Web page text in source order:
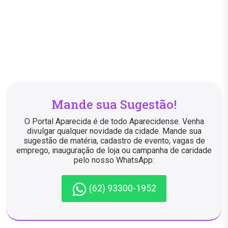
Mande sua Sugestão!
O Portal Aparecida é de todo Aparecidense. Venha
divulgar qualquer novidade da cidade. Mande sua
sugestão de matéria, cadastro de evento, vagas de
emprego, inauguração de loja ou campanha de caridade
pelo nosso WhatsApp:
(62) 93300-1952